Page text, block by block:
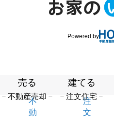
Powered by
売る
－不動産売却－
不
動
建てる
－注文住宅－
注
文